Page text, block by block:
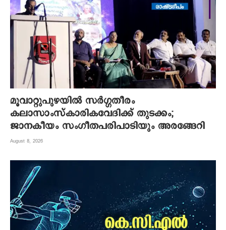
മൂവാറ്റുപുഴയില്‍ സര്‍ഗ്ഗതീരം
കലാസാംസ്‌കാരികവേദിക്ക് തുടക്കം;
ജാനകീയം സംഗീതപരിപാടിയും അരങ്ങേറി
August 8, 2026